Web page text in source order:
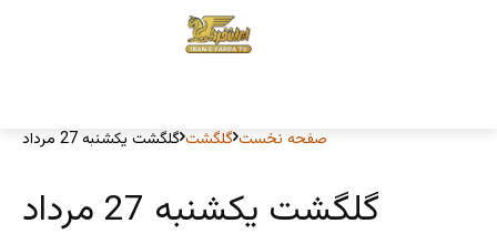
صفحه نخست گلگشت گلگشت یکشنبه 27 مرداد
گلگشت یکشنبه 27 مرداد